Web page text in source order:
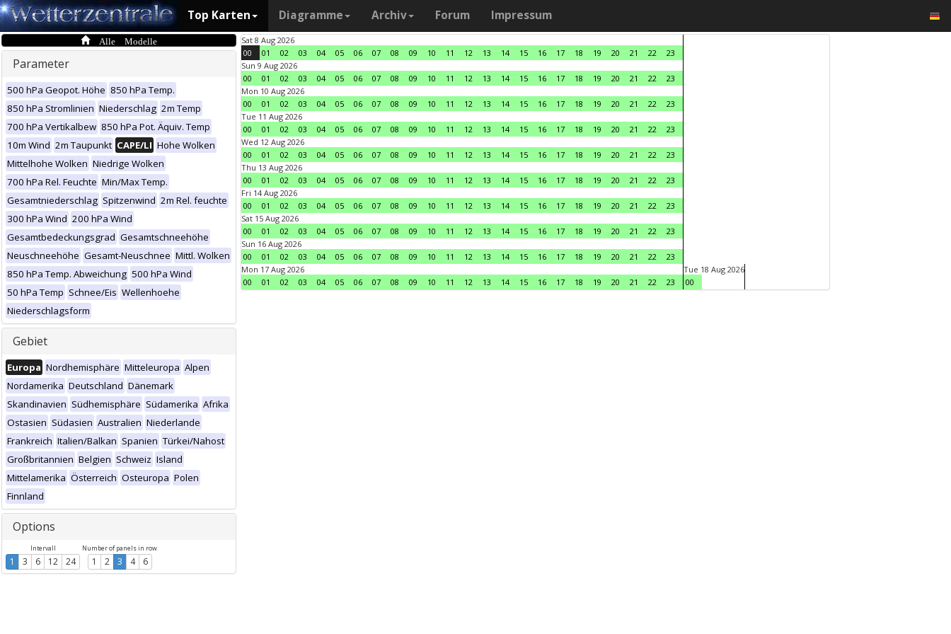
Top Karten Diagramme Archiv Forum Impressum
Alle Modelle
Parameter
500 hPa Geopot. Höhe 850 hPa Temp.
850 hPa Stromlinien Niederschlag 2m Temp
700 hPa Vertikalbew 850 hPa Pot. Äquiv. Temp
10m Wind 2m Taupunkt CAPE/LI Hohe Wolken
Mittelhohe Wolken Niedrige Wolken
700 hPa Rel. Feuchte Min/Max Temp.
Gesamtniederschlag Spitzenwind 2m Rel. feuchte
300 hPa Wind 200 hPa Wind
Gesamtbedeckungsgrad Gesamtschneehöhe
Neuschneehöhe Gesamt-Neuschnee Mittl. Wolken
850 hPa Temp. Abweichung 500 hPa Wind
50 hPa Temp Schnee/Eis Wellenhoehe
Niederschlagsform
Gebiet
Europa Nordhemisphäre Mitteleuropa Alpen
Nordamerika Deutschland Dänemark
Skandinavien Südhemisphäre Südamerika Afrika
Ostasien Südasien Australien Niederlande
Frankreich Italien/Balkan Spanien Türkei/Nahost
Großbritannien Belgien Schweiz Island
Mittelamerika Österreich Osteuropa Polen
Finnland
Options
Intervall
1 3 6 12 24
Number of panels in row
1 2 3 4 6
Sat 8 Aug 2026
00
01 02 03 04 05 06 07 08 09 10 11 12 13 14 15 16 17 18 19 20 21 22
23
Sun 9 Aug 2026
00
01 02 03 04 05 06 07 08 09 10 11 12 13 14 15 16 17 18 19 20 21 22
23
Mon 10 Aug 2026
00
01 02 03 04 05 06 07 08 09 10 11 12 13 14 15 16 17 18 19 20 21 22
23
Tue 11 Aug 2026
00
01 02 03 04 05 06 07 08 09 10 11 12 13 14 15 16 17 18 19 20 21 22
23
Wed 12 Aug 2026
00
01 02 03 04 05 06 07 08 09 10 11 12 13 14 15 16 17 18 19 20 21 22
23
Thu 13 Aug 2026
00
01 02 03 04 05 06 07 08 09 10 11 12 13 14 15 16 17 18 19 20 21 22
23
Fri 14 Aug 2026
00
01 02 03 04 05 06 07 08 09 10 11 12 13 14 15 16 17 18 19 20 21 22
23
Sat 15 Aug 2026
00
01 02 03 04 05 06 07 08 09 10 11 12 13 14 15 16 17 18 19 20 21 22
23
Sun 16 Aug 2026
00
01 02 03 04 05 06 07 08 09 10 11 12 13 14 15 16 17 18 19 20 21 22
23
Mon 17 Aug 2026
00
01 02 03 04 05 06 07 08 09 10 11 12 13 14 15 16 17 18 19 20 21 22 23
Tue 18 Aug 2026
00